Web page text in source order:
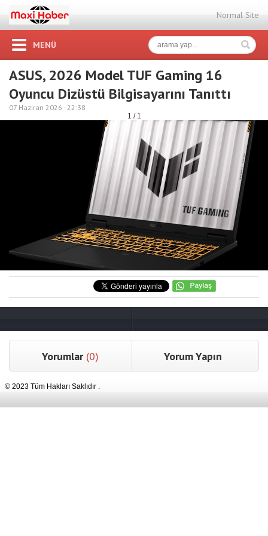
Normal Site
MENÜ
ASUS, 2026 Model TUF Gaming 16
Oyuncu Dizüstü Bilgisayarını Tanıttı
07 Haziran 2026 -22:38
1 / 1
Yorumlar (0) Yorum Yapın
© 2023 Tüm Hakları Saklıdır .